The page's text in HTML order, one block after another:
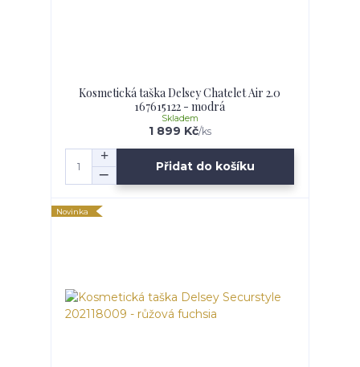
Kosmetická taška Delsey Chatelet Air 2.0
167615122 - modrá
1 899 Kč/ks
Skladem
Přidat do košíku
Novinka